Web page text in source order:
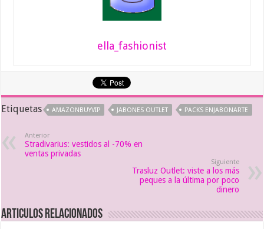
ella_fashionist
Etiquetas AMAZONBUYVIP JABONES OUTLET PACKS ENJABONARTE
Anterior
Stradivarius: vestidos al -70% en
ventas privadas
Siguiente
Trasluz Outlet: viste a los más
peques a la última por poco
dinero
Articulos relacionados